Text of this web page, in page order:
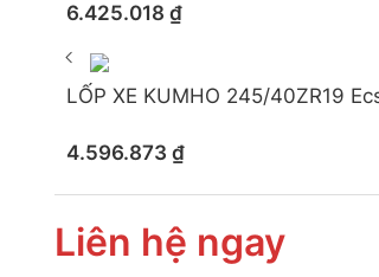
Liên hệ ngay
6.425.018 ₫
LỐP XE KUMHO 245/40ZR19
4.596.873 ₫